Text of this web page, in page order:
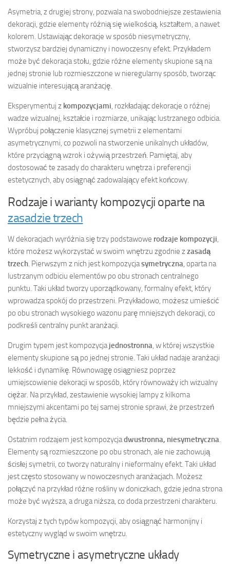
Asymetria, z drugiej strony, pozwala na swobodniejsze zestawienia
dekoracji, gdzie elementy różnią się wielkością, kształtem, a nawet
kolorem. Ustawiając dekoracje w sposób niesymetryczny,
stworzysz bardziej dynamiczny i nowoczesny efekt. Przykładem
może być dekoracja stołu, gdzie różne elementy skupione są na
jednej stronie lub rozmieszczone w nieregularny sposób, tworząc
wizualnie interesującą aranżację.
Eksperymentuj z kompozycjami , rozkładając dekoracje o różnej
wadze wizualnej, kształcie i rozmiarze, unikając lustrzanego odbicia.
Wypróbuj połączenie klasycznej symetrii z elementami
asymetrycznymi, co pozwoli na stworzenie unikalnych układów,
które przyciągną wzrok i ożywią przestrzeń. Pamiętaj, aby
dostosować te zasady do charakteru wnętrza i preferencji
estetycznych, aby osiągnąć zadowalający efekt końcowy.
Rodzaje i warianty kompozycji oparte na
zasadzie trzech
W dekoracjach wyróżnia się trzy podstawowe rodzaje kompozycji
które możesz wykorzystać w swoim wnętrzu zgodnie zzasadą
trzech . Pierwszym z nich jest kompozycjasymetryczna , oparta na
lustrzanym odbiciu elementów po obu stronach centralnego
punktu. Taki układ tworzy uporządkowany, formalny efekt, który
wprowadza spokój do przestrzeni. Przykładowo, możesz umieścić
po obu stronach wysokiego wazonu parę mniejszych dekoracji, co
podkreśli centralny punkt aranżacji.
Drugim typem jest kompozycja jednostronna , w której wszystkie
elementy skupione są po jednej stronie. Taki układ nadaje aranżacji
lekkość i dynamikę. Równowagę osiągniesz poprzez
umiejscowienie dekoracji w sposób, który równoważy ich wizualny
ciężar. Na przykład, zestawienie wysokiej lampy z kilkoma
mniejszymi akcentami po tej samej stronie sprawi, że przestrzeń
będzie pełna życia.
Ostatnim rodzajem jest kompozycjadwustronna, niesymetryczna
Elementy są rozmieszczone po obu stronach, ale nie zachowują
ścisłej symetrii, co tworzy naturalny i nieformalny efekt. Taki układ
jest często stosowany w nowoczesnych aranżacjach. Możesz
połączyć na przykład różne rośliny w doniczkach, gdzie jedna strona
może być wyższa, a druga niższa, co doda przestrzeni charakteru.
Korzystaj z tych typów kompozycji, aby osiągnąć harmonijny i
estetyczny wygląd w swoim wnętrzu.
Symetryczne i asymetryczne układy